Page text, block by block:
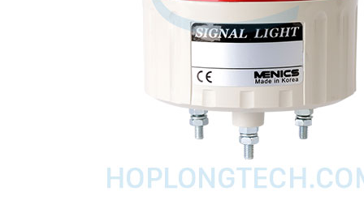
CHUYỂN MẠCH / NÚT NHẤN
Cần gạt 2-4 hướng
Chuyển mạch có khóa
Đồng hồ nhiệt độ